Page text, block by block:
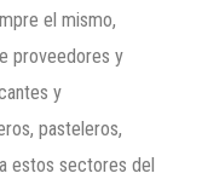
el mismo,
proveedores y
y
pasteleros,
estos sectores del